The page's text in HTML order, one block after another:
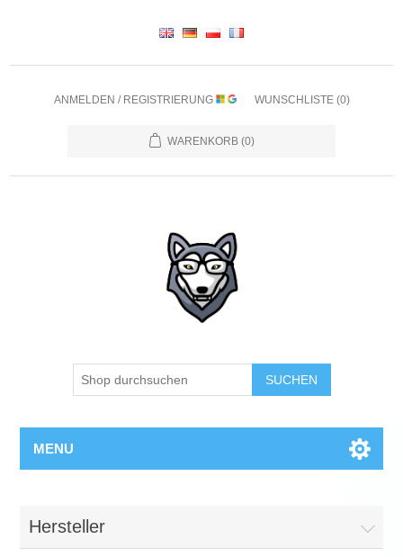
ANMELDEN / REGISTRIERUNG WUNSCHLISTE (0)
WARENKORB (0)
SUCHEN
MENU
Hersteller